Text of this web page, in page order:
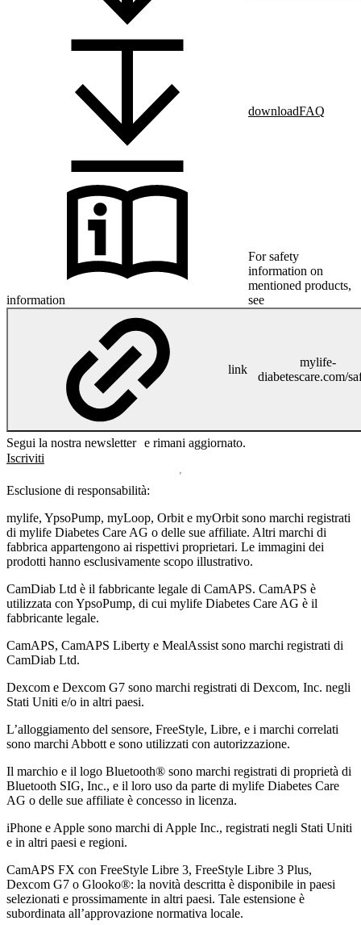
downloadFAQ
information
For safety
information on
mentioned products,
see
link
mylife-
diabetescare.com/
Segui la nostra newsletter e rimani aggiornato.
Iscriviti
Esclusione di responsabilità:
mylife, YpsoPump, myLoop, Orbit e myOrbit sono marchi registrati
di mylife Diabetes Care AG o delle sue affiliate. Altri marchi di
fabbrica appartengono ai rispettivi proprietari. Le immagini dei
prodotti hanno esclusivamente scopo illustrativo.
CamDiab Ltd è il fabbricante legale di CamAPS. CamAPS è
utilizzata con YpsoPump, di cui mylife Diabetes Care AG è il
fabbricante legale.
CamAPS, CamAPS Liberty e MealAssist sono marchi registrati di
CamDiab Ltd.
Dexcom e Dexcom G7 sono marchi registrati di Dexcom, Inc. negli
Stati Uniti e/o in altri paesi.
L’alloggiamento del sensore, FreeStyle, Libre, e i marchi correlati
sono marchi Abbott e sono utilizzati con autorizzazione.
Il marchio e il logo Bluetooth® sono marchi registrati di proprietà di
Bluetooth SIG, Inc., e il loro uso da parte di mylife Diabetes Care
AG o delle sue affiliate è concesso in licenza.
iPhone e Apple sono marchi di Apple Inc., registrati negli Stati Uniti
e in altri paesi e regioni.
CamAPS FX con FreeStyle Libre 3, FreeStyle Libre 3 Plus,
Dexcom G7 o Glooko®: la novità descritta è disponibile in paesi
selezionati e prossimamente in altri paesi. Tale estensione è
subordinata all’approvazione normativa locale.